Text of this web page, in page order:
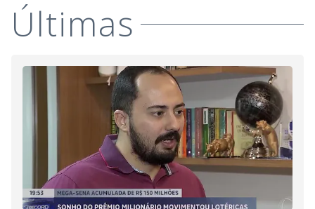
Últimas